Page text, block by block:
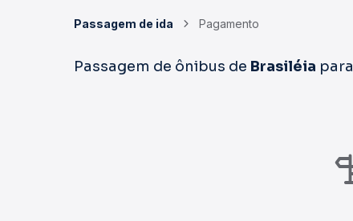
Passagem de ida Pagamento
Passagem de ônibus de Brasiléia para